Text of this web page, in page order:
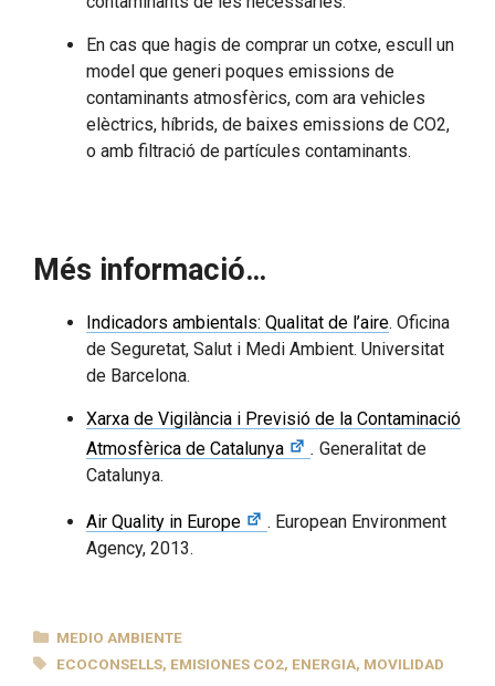
En cas que hagis de comprar un cotxe, escull un
model que generi poques emissions de
contaminants atmosfèrics, com ara vehicles
elèctrics, híbrids, de baixes emissions de CO2,
o amb filtració de partícules contaminants.
Més informació…
Indicadors ambientals: Qualitat de l’aire. Oficina
de Seguretat, Salut i Medi Ambient. Universitat
de Barcelona.
Xarxa de Vigilància i Previsió de la Contaminació
Atmosfèrica de Catalunya
. Generalitat de
Catalunya.
Air Quality in Europe
. European Environment
Agency, 2013.
CATEGORÍAS
MEDIO AMBIENTE
ETIQUETAS
ECOCONSELLS, EMISIONES CO2, ENERGIA, MOVILIDAD